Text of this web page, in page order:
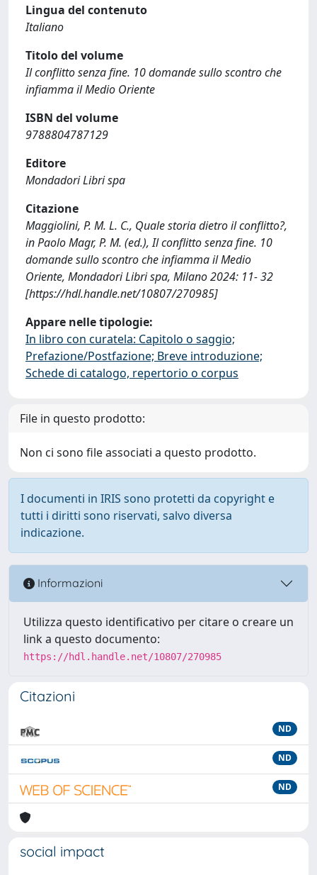
Lingua del contenuto
Italiano
Titolo del volume
Il conflitto senza fine. 10 domande sullo scontro che
infiamma il Medio Oriente
ISBN del volume
9788804787129
Editore
Mondadori Libri spa
Citazione
Maggiolini, P. M. L. C., Quale storia dietro il conflitto?,
in Paolo Magr, P. M. (ed.), Il conflitto senza fine. 10
domande sullo scontro che infiamma il Medio
Oriente, Mondadori Libri spa, Milano 2024: 11- 32
[https://hdl.handle.net/10807/270985]
Appare nelle tipologie:
In libro con curatela: Capitolo o saggio;
Prefazione/Postfazione; Breve introduzione;
Schede di catalogo, repertorio o corpus
File in questo prodotto:
Non ci sono file associati a questo prodotto.
I documenti in IRIS sono protetti da copyright e
tutti i diritti sono riservati, salvo diversa
indicazione.
Informazioni
Utilizza questo identificativo per citare o creare un
link a questo documento:
https://hdl.handle.net/10807/270985
Citazioni
ND
ND
ND
social impact